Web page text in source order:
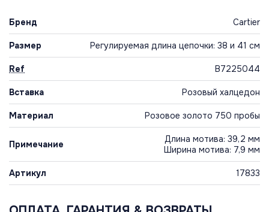
Бренд Cartier
Размер Регулируемая длина цепочки: 38 и 41 см
Ref B7225044
Вставка Розовый халцедон
Материал Розовое золото 750 пробы
Примечание
Длина мотива: 39,2 мм
Ширина мотива: 7,9 мм
Артикул 17833